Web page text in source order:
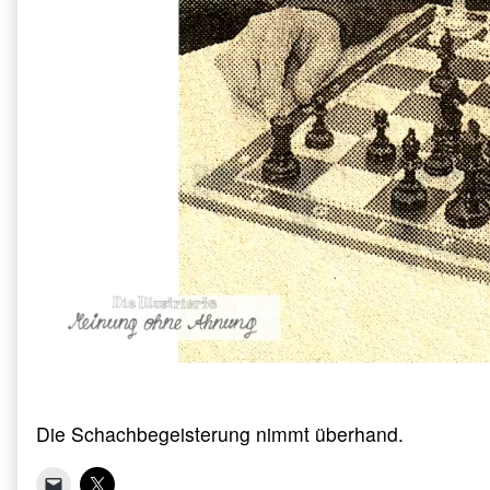
Die Schachbegeisterung nimmt überhand.